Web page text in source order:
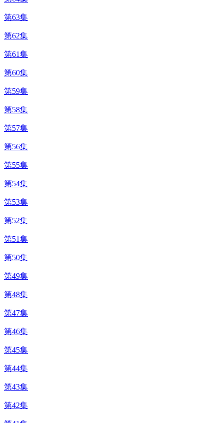
第63集
第62集
第61集
第60集
第59集
第58集
第57集
第56集
第55集
第54集
第53集
第52集
第51集
第50集
第49集
第48集
第47集
第46集
第45集
第44集
第43集
第42集